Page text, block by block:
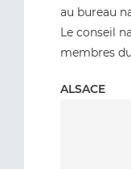
au bureau
Le conseil
membres du
ALSACE